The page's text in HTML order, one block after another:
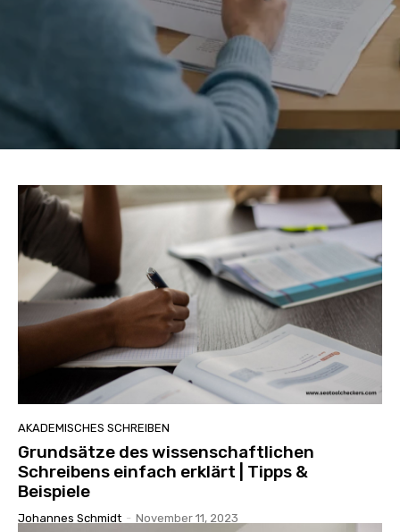
AKADEMISCHES SCHREIBEN
Grundsätze des wissenschaftlichen
Schreibens einfach erklärt | Tipps &
Beispiele
Johannes Schmidt - November 11, 2023